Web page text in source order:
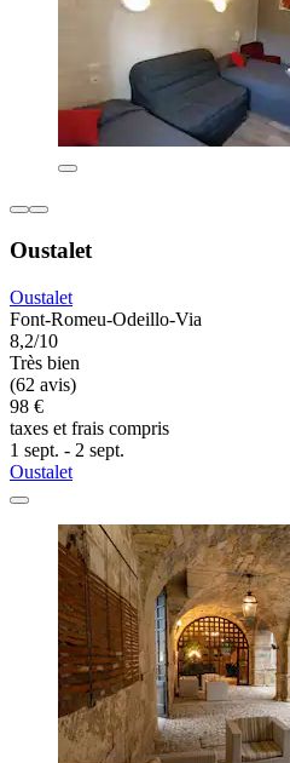
Oustalet
Oustalet
Font-Romeu-Odeillo-Via
8,2/10
Très bien
(62 avis)
98 €
taxes et frais compris
1 sept. - 2 sept.
Oustalet